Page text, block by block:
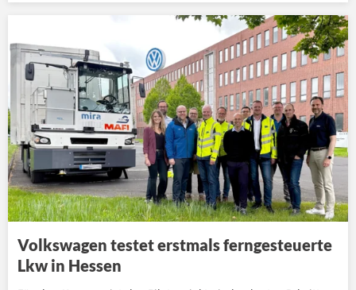
Volkswagen testet erstmals ferngesteuerte
Lkw in Hessen